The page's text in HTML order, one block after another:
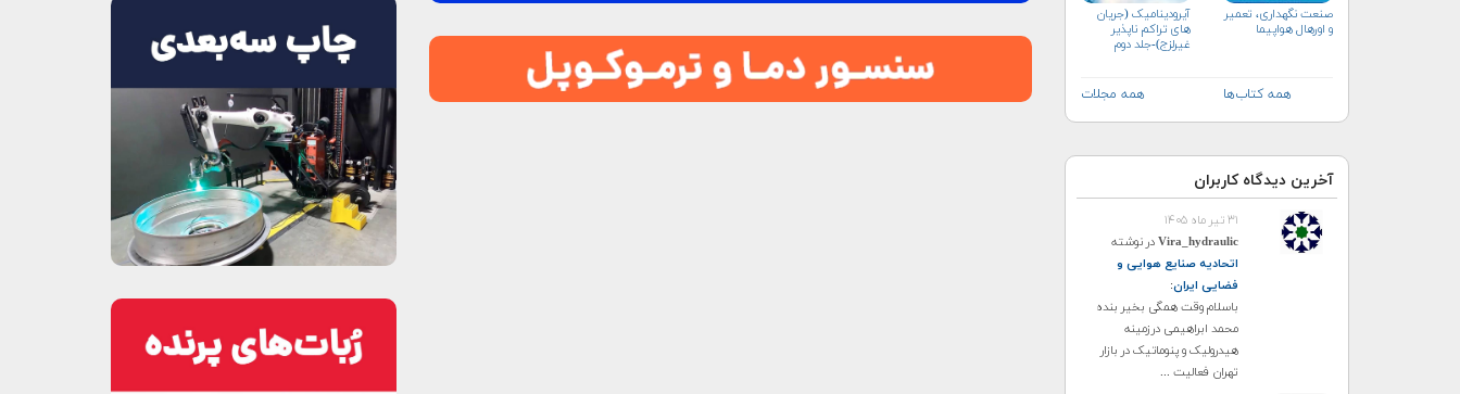
صنعت نگهداری، تعمیر
و اورهال هواپیما
آیرودینامیک (جریان
های تراکم ناپذیر
غیرلزج)-جلد دوم
همه کتاب‌ها همه مجلات
آخرین دیدگاه کاربران
۳۱ تیر ماه ۱۴۰۵
Vira_hydraulicدر نوشته
اتحادیه صنایع هوایی و
فضایی ایران:
باسلام وقت همگی بخیر بنده
محمد ابراهیمی درزمینه
هیدرولیک و پنوماتیک در بازار
تهران فعالیت ...